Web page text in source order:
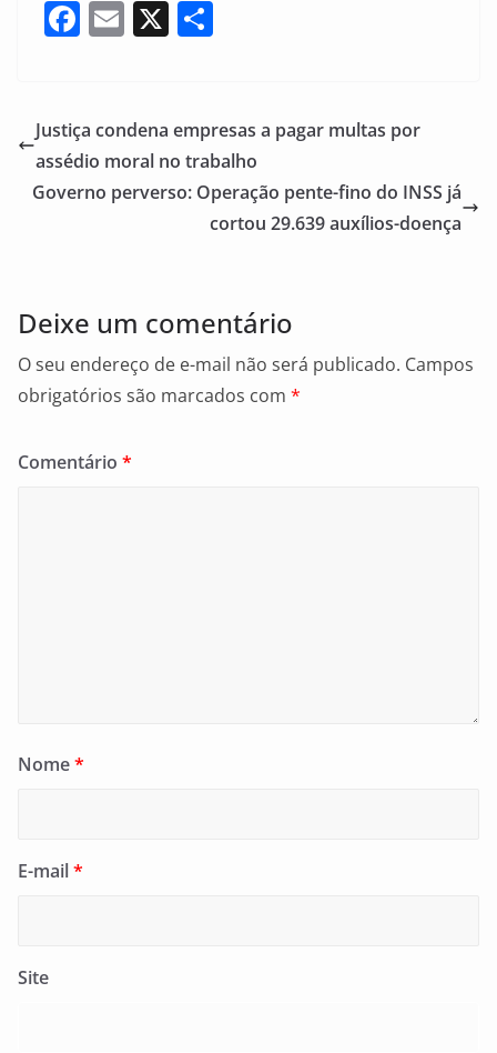
F
e
b
o
E
l
X
e
Justiça condena empresas a pagar multas por
assédio moral no trabalho
Governo perverso: Operação pente-fino do INSS já
cortou 29.639 auxílios-doença
Deixe um comentário
O seu endereço de e-mail não será publicado. Campos
obrigatórios são marcados com *
Comentário *
Nome*
E-mail*
Site